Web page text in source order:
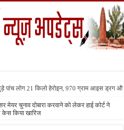
पांच लोग 21 किलो हेरोइन, 970 ग्राम आइस ड्रग
मेयर चुनाव दोबारा करवाने को लेकर हाई कोर्ट ने
केस किया खारिज